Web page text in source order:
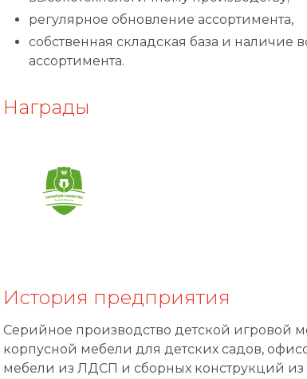
регулярное обновление ассортимента,
собственная складская база и наличие
ассортимента.
Награды
История предприятия
Серийное производство детской игровой
корпусной мебели для детских садов,
мебели из ЛДСП и сборных конструкций из